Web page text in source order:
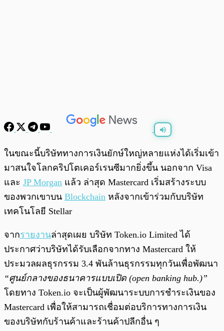
พร้อมเล่น 0:00/0:00
ในขณะนี้บริษัททางการเงินยักษ์ใหญ่หลายแห่งได้เริ่มเข้า
มาสนใจโลกคริปโตเคอร์เรนซีมากยิ่งขึ้น นอกจาก Visa
และ JP Morgan แล้ว ล่าสุด Mastercard เริ่มสร้างระบบ
ของพวกเขาบน Blockchain หลังจากเข้าร่วมกับบริษัท
เทคโนโลยี Stellar
จากรายงานล่าสุดเผย บริษัท Token.io Limited ได้
ประกาศว่าบริษัทได้รับเลือกจากทาง Mastercard ให้
ประมวลผลธุรกรรม 3.4 พันล้านธุรกรรมทุกวันเพื่อพัฒนา
“ศูนย์กลางของธนาคารแบบเปิด (open banking hub.)”
โดยทาง Token.io จะเป็นผู้พัฒนาระบบการชำระเงินของ
Mastercard เพื่อให้สามารถเชื่อมต่อบริการทางการเงิน
ของบริษัทกับร้านค้าและร้านค้าปลีกอื่น ๆ